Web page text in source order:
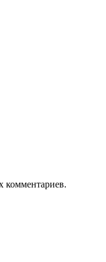
комментариев.